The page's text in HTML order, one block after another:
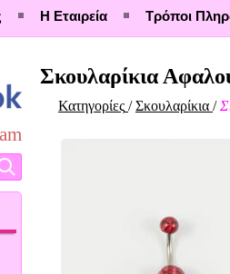
Η Εταιρεία Τρόποι
Σκουλαρίκια
Κατηγορίες /Σκουλαρίκια /